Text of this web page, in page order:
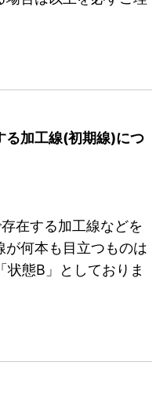
る加工線(初期線)につ
在する加工線などを
何本も目立つものは
状態B」としておりま